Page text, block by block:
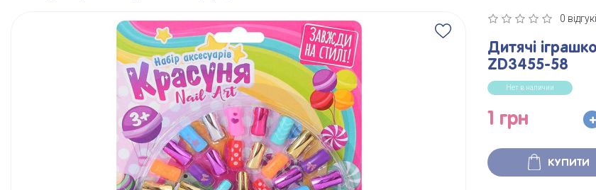
0
Дитячі
ZD3455-58
Нет в наличии
1 грн
КУПИТИ